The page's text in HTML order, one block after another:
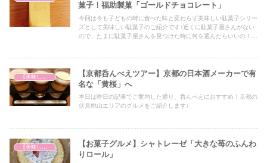
菓子！福助製菓「ゴールドチョコレート」
今回は今も子どもの時に食べた味と変わらず美味しい駄菓子シリー
ズとして美味しい駄菓子のご紹介です♪近くに駄菓子屋さんがない
ので、たまに駄菓子屋さんを見つけた時に何を選んだらいいの！？
【京都呑んべえツアー】京都の日本酒メーカーで有
名な「黄桜」へ
本日は昨日の記事でご案内した通り、呑んべえにおすすめ！京都の
伏見桃山エリアのグルメをご紹介します♪
【お菓子グルメ】シャトレーゼ「大きな苺のふんわ
りロール」